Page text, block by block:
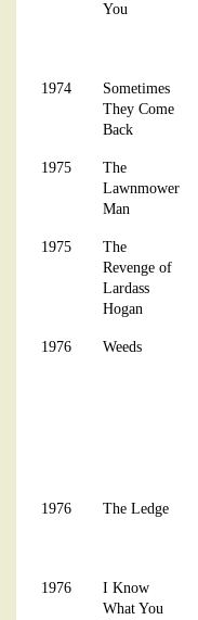
You
1974
Sometimes
They Come
Back
1975
The
Lawnmower
Man
1975
The
Revenge of
Lardass
Hogan
1976 Weeds
1976 The Ledge
1976
I Know
What You